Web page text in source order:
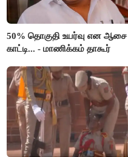
50% தொகுதி உயர்வு என ஆசை
காட்டி... - மாணிக்கம் தாகூர்